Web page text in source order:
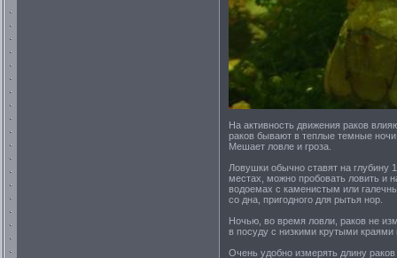
На активность движения раков
раков бывают в теплые темные
Мешает ловле и гроза.
Ловушки обычно ставят на глубину
местах, можно пробовать ловить и
водоемах с каменистым или
со дна, пригодного для рытья нор.
Ночью, во время ловли, раков не
в посуду с низкими крутыми
Очень удобно измерять длину